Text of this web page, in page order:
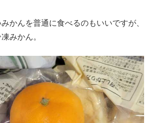
かんを普通に食べるのもいいですが、
みかん。